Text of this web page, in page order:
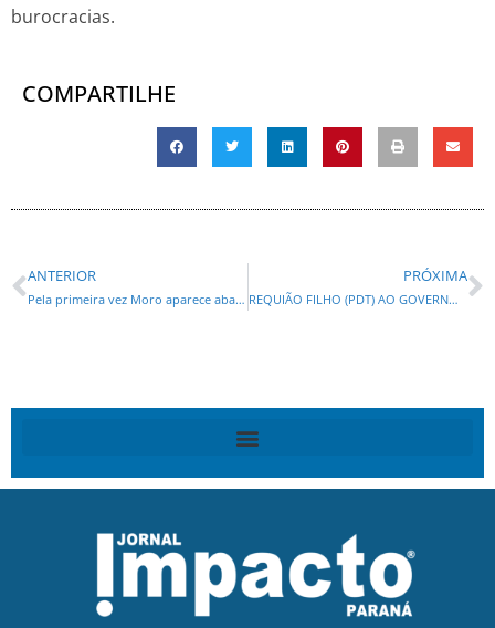
burocracias.
COMPARTILHE
ANTERIOR
Pela primeira vez Moro aparece abaixo dos 40% na Paraná Pesquisas, e Sandro Alex se firma como único nome em crescimento na disputa
PRÓXIMA
REQUIÃO FILHO (PDT) AO GOVERNO E GLEISI HOFFMANN (PT) AO SENADO SÃO OS MAIS REJEITADOS NOVAMENTE NA PARANÁ PESQUISA!